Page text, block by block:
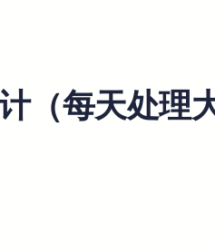
（每天处理